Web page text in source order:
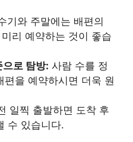
기와 주말에는 배편의
리 예약하는 것이 좋습
으로 탐방: 사람 수를 정
편을 예약하시면 더욱 원
일찍 출발하면 도착 후
수 있습니다.